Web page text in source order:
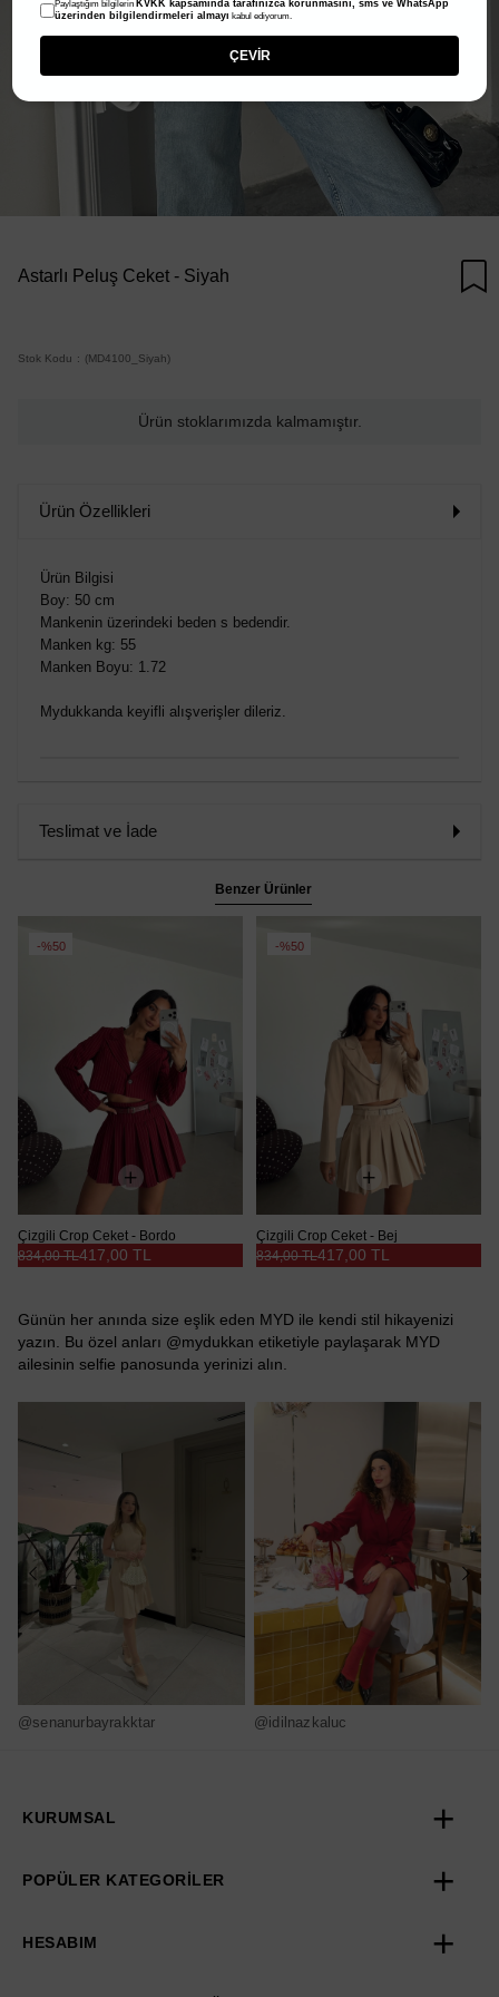
Astarlı Peluş Ceket - Siyah
Stok Kodu (MD4100_Siyah)
Ürün stoklarımızda kalmamıştır.
Ürün Özellikleri
Ürün Bilgisi
Boy: 50 cm
Mankenin üzerindeki beden s bedendir.
Manken kg: 55
Manken Boyu: 1.72
Mydukkanda keyifli alışverişler dileriz.
Teslimat ve İade
Benzer Ürünler
%50
Çizgili Crop Ceket - Bordo
417,00 TL
834,00 TL
%50
Çizgili Crop Ceket - Bej
417,00 TL
834,00 TL
Günün her anında size eşlik eden MYD ile kendi stil hikayenizi
yazın. Bu özel anları @mydukkan etiketiyle paylaşarak MYD
ailesinin selfie panosunda yerinizi alın.
@senanurbayrakktar @idilnazkaluc
KURUMSAL
POPÜLER KATEGORİLER
HESABIM
Paylaştığım bilgilerin KVKK kapsamında tarafınızca korunmasını, sms ve WhatsApp
üzerinden bilgilendirmeleri almayı kabul ediyorum.
ÇEVİR